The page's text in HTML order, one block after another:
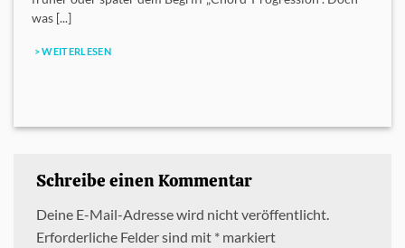
was [...]
> WEITERLESEN
Schreibe einen Kommentar
Deine E-Mail-Adresse wird nicht veröffentlicht.
Erforderliche Felder sind mit * markiert